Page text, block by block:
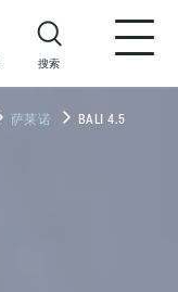
搜索
萨莱诺 BALI 4.5